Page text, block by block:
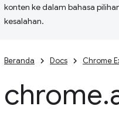
konten ke dalam bahasa
kesalahan.
Beranda Docs Chrome
chrome.